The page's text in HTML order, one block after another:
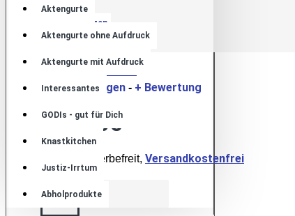
Aktengurte
Aktengurte ohne Aufdruck
Aktengurte mit Aufdruck
Interessantes
GODIs - gut für Dich
Knastkitchen
Justiz-Irrtum
Abholprodukte
JVA Uelzen
Produktsicherheit
46 Bewertungen - + Bewertung
469,00€
Umsatzsteuerbefreit, Versandkostenfrei